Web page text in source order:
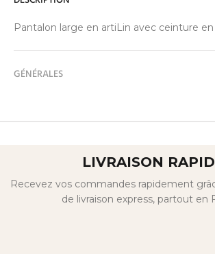
Pantalon large en artiLin avec ceinture en
GÉNÉRALES
LIVRAISON
Recevez vos commandes rapidement
de livraison express, partout en